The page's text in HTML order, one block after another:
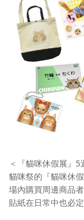
＜『貓咪休假展』
貓咪祭的『貓咪休
場內購買周邊商品
貼紙在日常中也必